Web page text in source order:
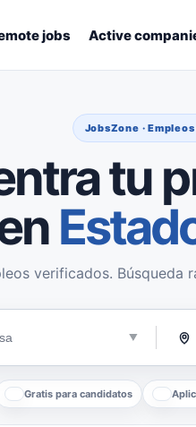
jobs Active
JobsZone ·
tu
verificados.
Gratis para candidatos